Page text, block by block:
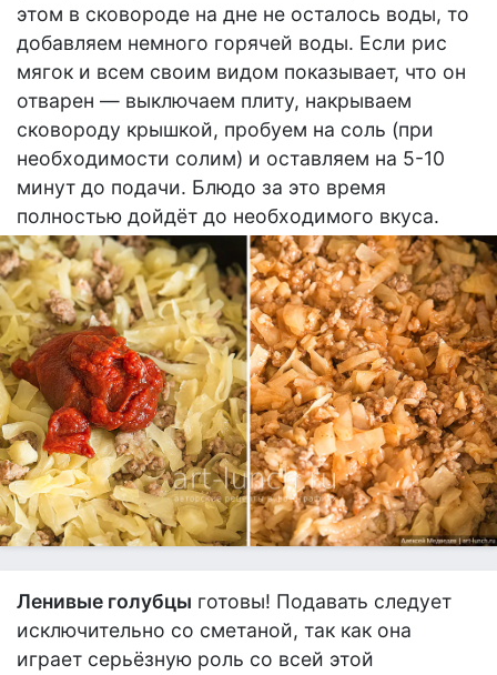
этом в сковороде на дне не осталось воды, то
добавляем немного горячей воды. Если рис
мягок и всем своим видом показывает, что он
отварен — выключаем плиту, накрываем
сковороду крышкой, пробуем на соль (при
необходимости солим) и оставляем на 5-10
минут до подачи. Блюдо за это время
полностью дойдёт до необходимого вкуса.
Ленивые голубцы готовы! Подавать следует
исключительно со сметаной, так как она
играет серьёзную роль со всей этой